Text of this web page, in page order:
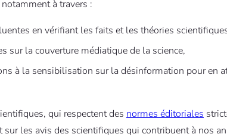
à travers :
en vérifiant les faits et les théories
sur la couverture médiatique de la science,
à la sensibilisation sur la désinformation pour en
qui respectent des normes éditoriales
les avis des scientifiques qui contribuent à nos